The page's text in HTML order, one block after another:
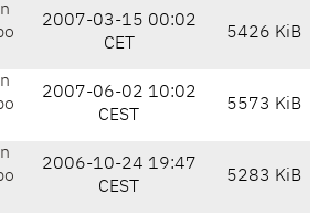
2007-03-15 00:02
CET
5426 KiB
2007-06-02 10:02
CEST
5573 KiB
2006-10-24 19:47
CEST
5283 KiB